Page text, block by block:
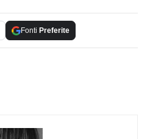
Fonti Preferite